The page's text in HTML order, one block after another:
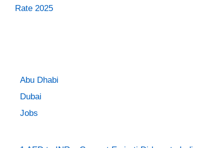
Rate 2025
Abu Dhabi
Dubai
Jobs